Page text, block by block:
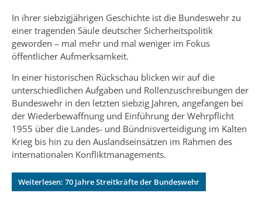
In ihrer siebzigjährigen Geschichte ist die Bundeswehr zu
einer tragenden Säule deutscher Sicherheitspolitik
geworden – mal mehr und mal weniger im Fokus
öffentlicher Aufmerksamkeit.
In einer historischen Rückschau blicken wir auf die
unterschiedlichen Aufgaben und Rollenzuschreibungen der
Bundeswehr in den letzten siebzig Jahren, angefangen bei
der Wiederbewaffnung und Einführung der Wehrpflicht
1955 über die Landes- und Bündnisverteidigung im Kalten
Krieg bis hin zu den Auslandseinsätzen im Rahmen des
internationalen Konfliktmanagements.
Weiterlesen: 70 Jahre Streitkräfte der Bundeswehr